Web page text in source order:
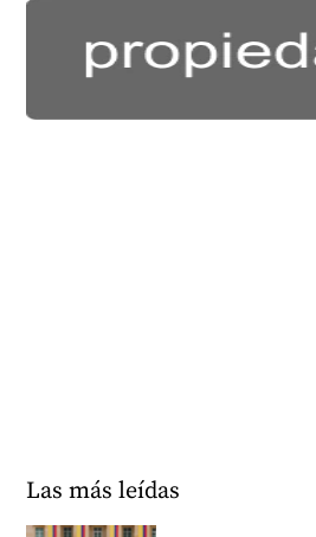
Las más leídas